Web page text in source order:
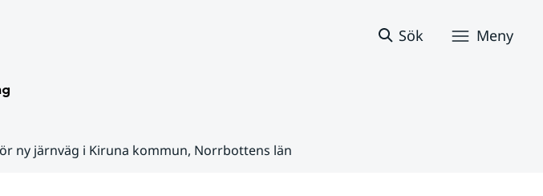
Sök Meny
ny järnväg i Kiruna kommun, Norrbottens län